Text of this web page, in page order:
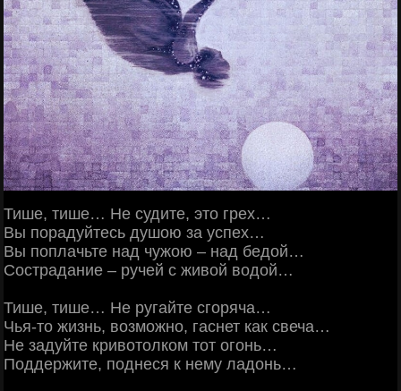
Тише, тише… Не судите, это грех…
Вы порадуйтесь душою за успех…
Вы поплачьте над чужою – над бедой…
Сострадание – ручей с живой водой…
Тише, тише… Не ругайте сгоряча…
Чья-то жизнь, возможно, гаснет как свеча…
Не задуйте кривотолком тот огонь…
Поддержите, поднеся к нему ладонь…